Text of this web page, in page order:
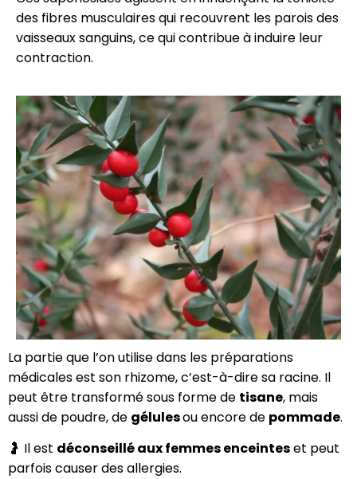
des fibres musculaires qui recouvrent les parois des
vaisseaux sanguins, ce qui contribue à induire leur
contraction.
La partie que l’on utilise dans les préparations
médicales est son rhizome, c’est-à-dire sa racine. Il
peut être transformé sous forme de tisane, mais
aussi de poudre, de gélulesou encore de pommade.
🤰 Il est déconseillé aux femmes enceinteset peut
parfois causer des allergies.